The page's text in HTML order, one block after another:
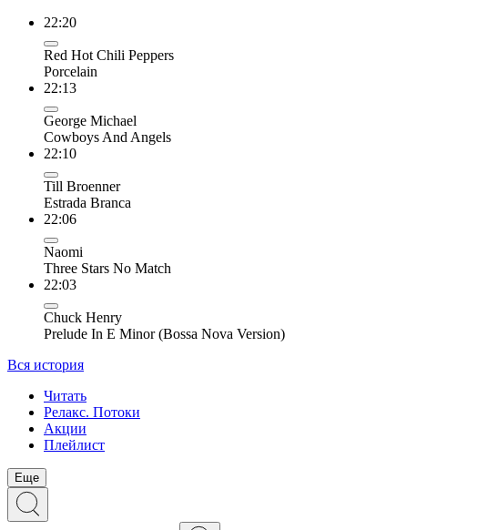
22:20
Red Hot Chili Peppers
Porcelain
22:13
George Michael
Cowboys And Angels
22:10
Till Broenner
Estrada Branca
22:06
Naomi
Three Stars No Match
22:03
Chuck Henry
Prelude In E Minor (Bossa Nova Version)
Вся история
Читать
Релакс. Потоки
Акции
Плейлист
Еще